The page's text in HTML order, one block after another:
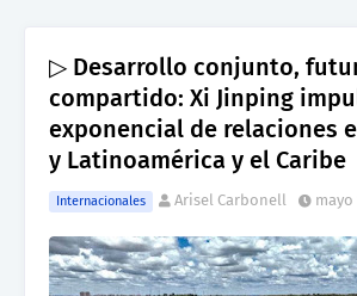
▷ Desarrollo conjunto,
compartido: Xi Jinping
exponencial de relaciones
y Latinoamérica y el Caribe
Internacionales Arisel Carbonell mayo